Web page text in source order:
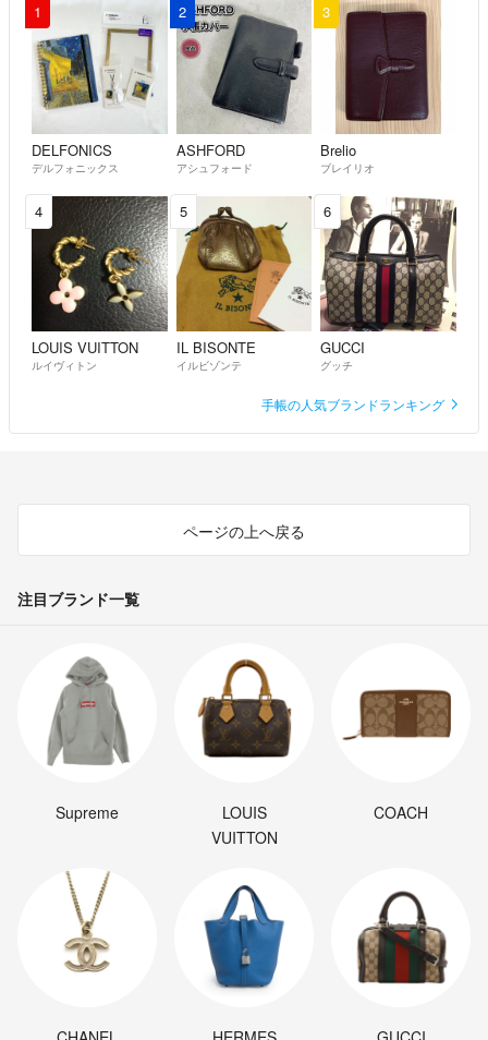
1
DELFONICS
デルフォニックス
2
ASHFORD
アシュフォード
3
Brelio
ブレイリオ
4
LOUIS VUITTON
ルイヴィトン
5
IL BISONTE
イルビゾンテ
6
GUCCI
グッチ
手帳の人気ブランドランキング
ページの上へ戻る
注目ブランド一覧
Supreme
LOUIS
VUITTON
COACH